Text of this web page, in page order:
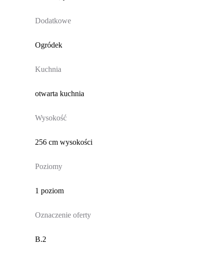
Dodatkowe
Ogródek
Kuchnia
otwarta kuchnia
Wysokość
256 cm wysokości
Poziomy
1 poziom
Oznaczenie oferty
B.2